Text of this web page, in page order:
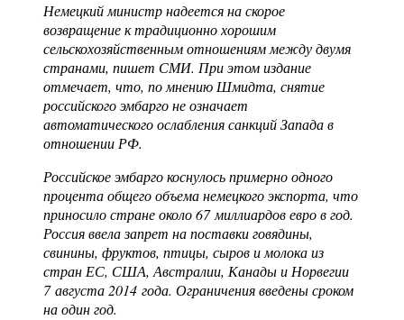
Немецкий министр надеется на скорое
возвращение к традиционно хорошим
сельскохозяйственным отношениям между двумя
странами, пишет СМИ. При этом издание
отмечает, что, по мнению Шмидта, снятие
российского эмбарго не означает
автоматического ослабления санкций Запада в
отношении РФ.
Российское эмбарго коснулось примерно одного
процента общего объема немецкого экспорта, что
приносило стране около 67 миллиардов евро в год.
Россия ввела запрет на поставки говядины,
свинины, фруктов, птицы, сыров и молока из
стран ЕС, США, Австралии, Канады и Норвегии
7 августа 2014 года. Ограничения введены сроком
на один год.